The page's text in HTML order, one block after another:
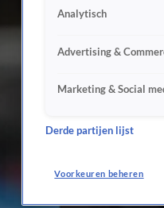
Analytisch
Advertising &
Marketing & Social
Derde partijen lijst
Voorkeuren beheren